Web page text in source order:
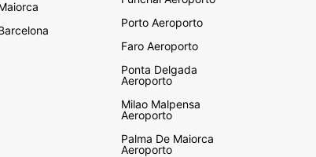
Porto Aeroporto
Faro Aeroporto
Ponta Delgada
Aeroporto
Milao Malpensa
Aeroporto
Palma De Maiorca
Aeroporto